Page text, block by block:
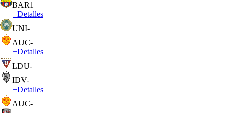
BAR1
+Detalles
UNI-
AUC-
+Detalles
LDU-
IDV-
+Detalles
AUC-